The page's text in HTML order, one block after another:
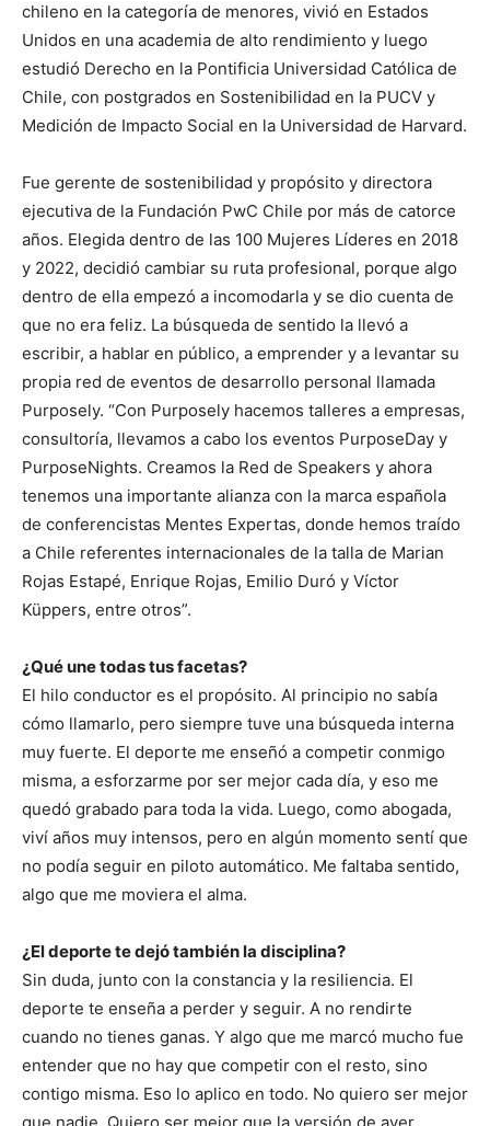
chileno en la categoría de menores, vivió en Estados
Unidos en una academia de alto rendimiento y luego
estudió Derecho en la Pontificia Universidad Católica de
Chile, con postgrados en Sostenibilidad en la PUCV y
Medición de Impacto Social en la Universidad de Harvard.
Fue gerente de sostenibilidad y propósito y directora
ejecutiva de la Fundación PwC Chile por más de catorce
años. Elegida dentro de las 100 Mujeres Líderes en 2018
y 2022, decidió cambiar su ruta profesional, porque algo
dentro de ella empezó a incomodarla y se dio cuenta de
que no era feliz. La búsqueda de sentido la llevó a
escribir, a hablar en público, a emprender y a levantar su
propia red de eventos de desarrollo personal llamada
Purposely. “Con Purposely hacemos talleres a empresas,
consultoría, llevamos a cabo los eventos PurposeDay y
PurposeNights. Creamos la Red de Speakers y ahora
tenemos una importante alianza con la marca española
de conferencistas Mentes Expertas, donde hemos traído
a Chile referentes internacionales de la talla de Marian
Rojas Estapé, Enrique Rojas, Emilio Duró y Víctor
Küppers, entre otros”.
¿Qué une todas tus facetas?
El hilo conductor es el propósito. Al principio no sabía
cómo llamarlo, pero siempre tuve una búsqueda interna
muy fuerte. El deporte me enseñó a competir conmigo
misma, a esforzarme por ser mejor cada día, y eso me
quedó grabado para toda la vida. Luego, como abogada,
viví años muy intensos, pero en algún momento sentí que
no podía seguir en piloto automático. Me faltaba sentido,
algo que me moviera el alma.
¿El deporte te dejó también la disciplina?
Sin duda, junto con la constancia y la resiliencia. El
deporte te enseña a perder y seguir. A no rendirte
cuando no tienes ganas. Y algo que me marcó mucho fue
entender que no hay que competir con el resto, sino
contigo misma. Eso lo aplico en todo. No quiero ser mejor